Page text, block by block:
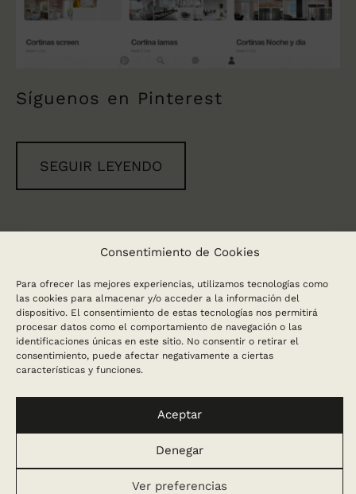
Consentimiento de Cookies
Para ofrecer las mejores experiencias, utilizamos tecnologías como
las cookies para almacenar y/o acceder a la información del
dispositivo. El consentimiento de estas tecnologías nos permitirá
procesar datos como el comportamiento de navegación o las
identificaciones únicas en este sitio. No consentir o retirar el
consentimiento, puede afectar negativamente a ciertas
características y funciones.
Aceptar
Denegar
Ver preferencias
Síguenos en Pinterest
SEGUIR LEYENDO
Paginación
de
entradas
Anteriores 1 … 4 5